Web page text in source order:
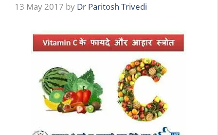
13 May 2017 by Dr Paritosh Trivedi